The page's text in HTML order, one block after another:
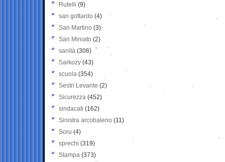
Rutelli (9)
san gottardo (4)
San Martino (3)
San Miniato (2)
sanità (306)
Sarkozy (43)
scuola (354)
Sestri Levante (2)
Sicurezza (452)
sindacati (162)
Sinistra arcobaleno (11)
Soru (4)
sprechi (319)
Stampa (373)